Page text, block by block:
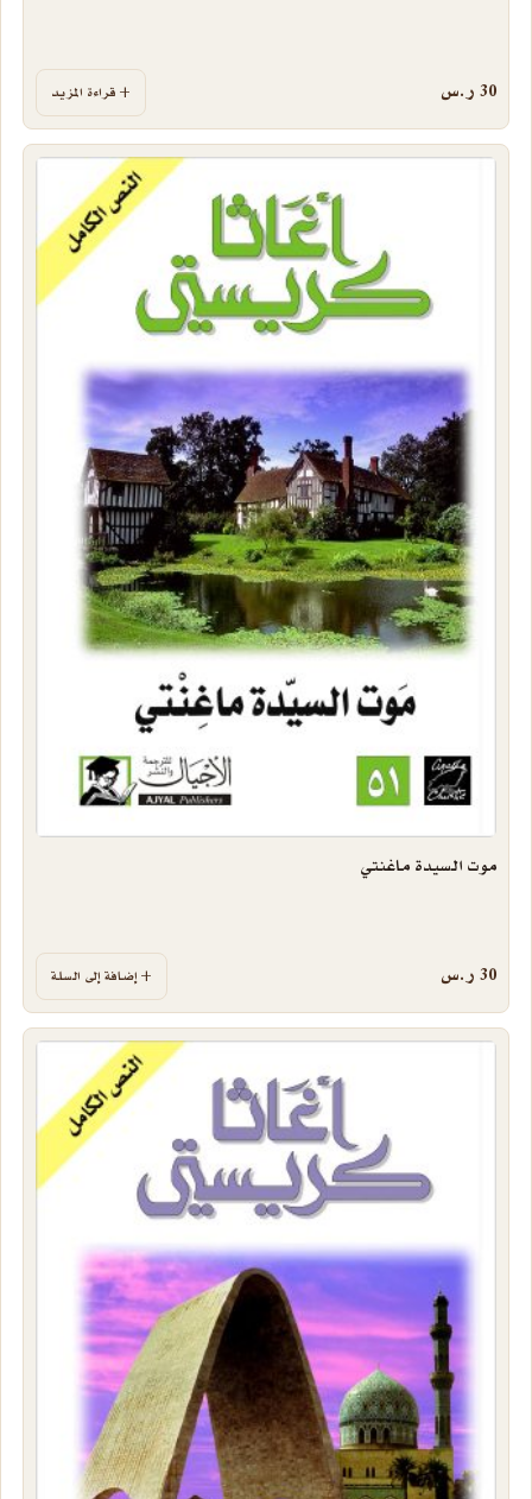
30 ر.س قراءة المزيد
موت السيدة ماغنتي
30 ر.س إضافة إلى السلة